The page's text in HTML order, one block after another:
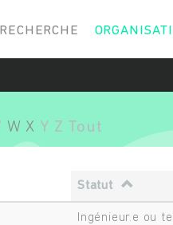
RECHERCHE
W X Y Z Tout
Statut
Ingénieur.e ou